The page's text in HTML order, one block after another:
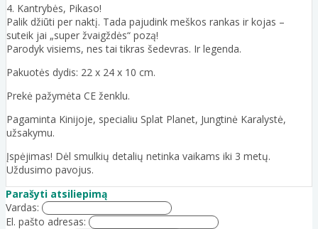
4. Kantrybės, Pikaso!
Palik džiūti per naktį. Tada pajudink meškos rankas ir kojas –
suteik jai „super žvaigždės“ pozą!
Parodyk visiems, nes tai tikras šedevras. Ir legenda.
Pakuotės dydis: 22 x 24 x 10 cm.
Prekė pažymėta CE ženklu.
Pagaminta Kinijoje, specialiu Splat Planet, Jungtinė Karalystė,
užsakymu.
Įspėjimas! Dėl smulkių detalių netinka vaikams iki 3 metų.
Uždusimo pavojus.
Parašyti atsiliepimą
Vardas:
El. pašto adresas: